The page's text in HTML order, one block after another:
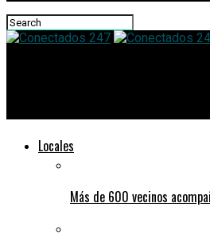
Locales
Más de 600 vecinos